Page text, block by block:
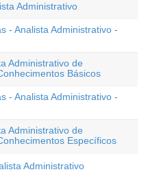
Administrativo
- Analista Administrativo -
Administrativo de
Básicos
- Analista Administrativo -
Administrativo de
Específicos
Administrativo